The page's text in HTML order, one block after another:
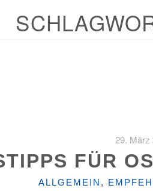
29. März
FÜR
KATEGORIEN
ALLGEMEIN ,